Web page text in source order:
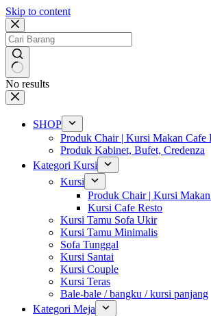
Skip to content
No results
SHOP
Produk Chair | Kursi Makan Cafe
Produk Kabinet, Bufet, Credenza
Kategori Kursi
Kursi
Produk Chair | Kursi
Kursi Cafe Resto
Kursi Tamu Sofa Ukir
Kursi Tamu Minimalis
Sofa Tunggal
Kursi Santai
Kursi Couple
Kursi Teras
Bale-bale / bangku / kursi panjang
Kategori Meja